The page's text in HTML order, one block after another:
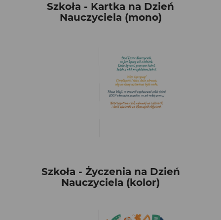
Szkoła - Kartka na Dzień
Nauczyciela (mono)
Szkoła - Życzenia na Dzień
Nauczyciela (kolor)